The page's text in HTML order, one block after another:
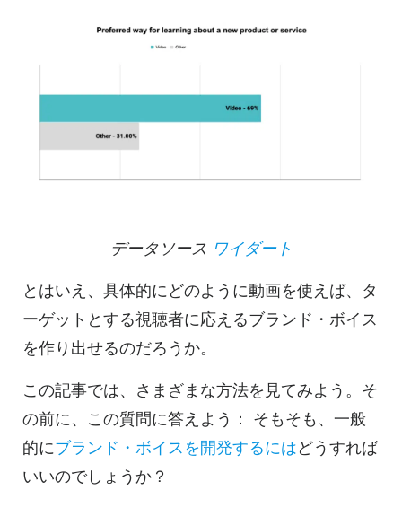
データソース ワイダート
とはいえ、具体的にどのように動画を使えば、タ
ーゲットとする視聴者に応えるブランド・ボイス
を作り出せるのだろうか。
この記事では、さまざまな方法を見てみよう。そ
の前に、この質問に答えよう： そもそも、一般
的にブランド・ボイスを開発するにはどうすれば
いいのでしょうか？